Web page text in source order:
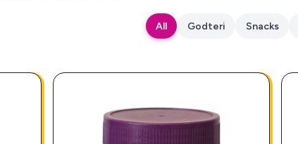
All Godteri Snacks